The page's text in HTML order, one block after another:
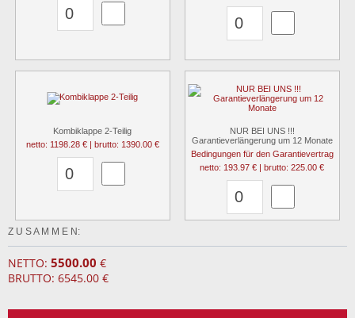
Kombiklappe 2-Teilig
netto: 1198.28 € | brutto: 1390.00 €
NUR BEI UNS !!!
Garantieverlängerung um 12 Monate
Bedingungen für den Garantievertrag
netto: 193.97 € | brutto: 225.00 €
Z U S A M M E N:
NETTO: 5500.00 €
BRUTTO: 6545.00 €